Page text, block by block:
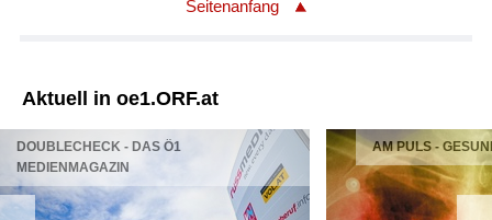
Seitenanfang
Aktuell in oe1.ORF.at
DOUBLECHECK - DAS Ö1
MEDIENMAGAZIN
AM PULS -